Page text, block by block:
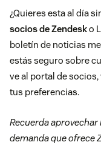
¿Quieres esta al día
socios de Zendesko
boletín de noticias
estás seguro sobre
ve al portal de
tus preferencias.
Recuerda
demanda que ofrece